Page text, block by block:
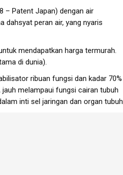
– Patent Japan) dengan air
dahsyat peran air, yang nyaris
mendapatkan harga termurah.
di dunia).
ribuan fungsi dan kadar 70%
melampaui fungsi cairan tubuh
inti sel jaringan dan organ tubuh